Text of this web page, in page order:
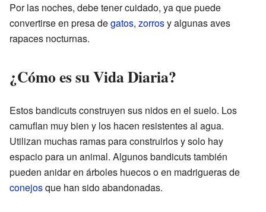
Por las noches, debe tener cuidado, ya que puede
convertirse en presa degatos, zorrosy algunas aves
rapaces nocturnas.
¿Cómo es su Vida Diaria?
Estos bandicuts construyen sus nidos en el suelo. Los
camuflan muy bien y los hacen resistentes al agua.
Utilizan muchas ramas para construirlos y solo hay
espacio para un animal. Algunos bandicuts también
pueden anidar en árboles huecos o en madrigueras de
conejosque han sido abandonadas.